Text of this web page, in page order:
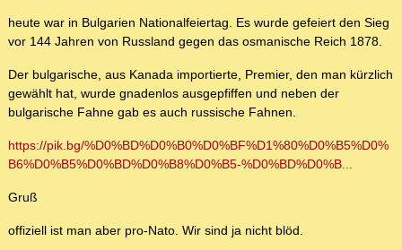
heute war in Bulgarien Nationalfeiertag. Es wurde gefeiert den Sieg
vor 144 Jahren von Russland gegen das osmanische Reich 1878.
Der bulgarische, aus Kanada importierte, Premier, den man kürzlich
gewählt hat, wurde gnadenlos ausgepfiffen und neben der
bulgarische Fahne gab es auch russische Fahnen.
https://pik.bg/%D0%BD%D0%B0%D0%BF%D1%80%D0%B5%D0%
B6%D0%B5%D0%BD%D0%B8%D0%B5-%D0%BD%D0%B...
Gruß
offiziell ist man aber pro-Nato. Wir sind ja nicht blöd.